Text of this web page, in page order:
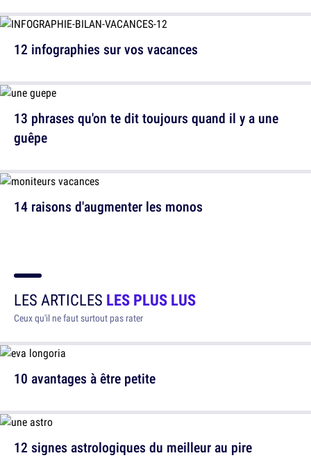
13 phrases qu'on te dit toujours quand il y a une
guêpe
12 infographies sur vos vacances
14 raisons d'augmenter les monos
LES ARTICLES LES PLUS LUS
Ceux qu'il ne faut surtout pas rater
10 avantages à être petite
12 signes astrologiques du meilleur au pire